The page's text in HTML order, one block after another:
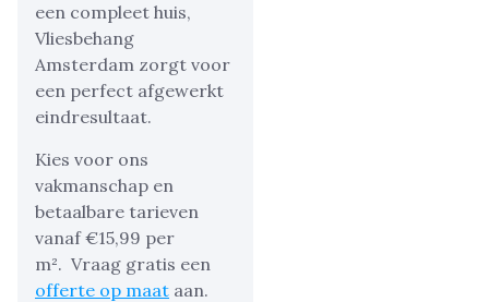
een compleet huis,
Vliesbehang
Amsterdam zorgt voor
een perfect afgewerkt
eindresultaat.
Kies voor ons
vakmanschap en
betaalbare tarieven
vanaf €15,99 per
m². Vraag gratis een
offerte op maat aan.